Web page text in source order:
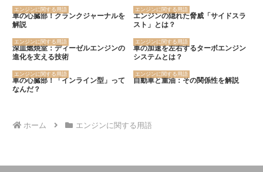
エンジンに関する用語
車の心臓部！クランクジャーナルを
解説
エンジンに関する用語
エンジンの隠れた脅威「サイドスラ
スト」とは？
エンジンに関する用語
深皿燃焼室：ディーゼルエンジンの
進化を支える技術
エンジンに関する用語
車の加速を左右するターボエンジン
システムとは？
エンジンに関する用語
車の心臓部！「インライン型」って
なんだ？
エンジンに関する用語
自動車と重油：その関係性を解説
ホーム エンジンに関する用語